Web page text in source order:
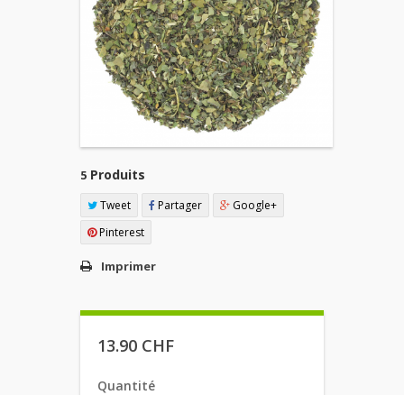
5 Produits
Tweet Partager
Google+
Pinterest
Imprimer
13.90 CHF
Quantité